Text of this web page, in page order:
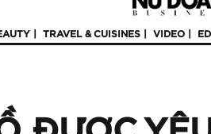
TRAVEL & CUISINES VIDEO